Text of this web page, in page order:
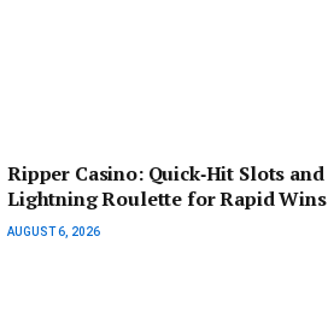
Ripper Casino: Quick‑Hit Slots and
Lightning Roulette for Rapid Wins
AUGUST 6, 2026